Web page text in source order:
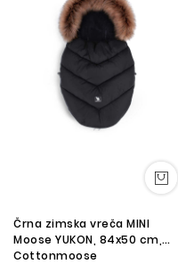
Črna zimska vreča MINI
Moose YUKON, 84x50 cm,
Cottonmoose